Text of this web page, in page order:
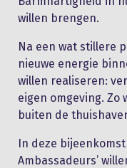
willen brengen.
Na een wat stillere
nieuwe energie
willen realiseren:
eigen omgeving.
buiten de
In deze bijeenkomst
Ambassadeurs’